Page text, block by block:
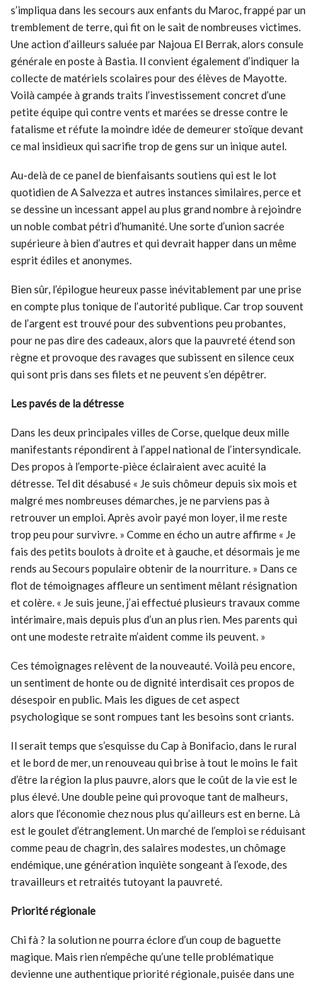
s’impliqua dans les secours aux enfants du Maroc, frappé par un
tremblement de terre, qui fit on le sait de nombreuses victimes.
Une action d’ailleurs saluée par Najoua El Berrak, alors consule
générale en poste à Bastia. Il convient également d’indiquer la
collecte de matériels scolaires pour des élèves de Mayotte.
Voilà campée à grands traits l’investissement concret d’une
petite équipe qui contre vents et marées se dresse contre le
fatalisme et réfute la moindre idée de demeurer stoïque devant
ce mal insidieux qui sacrifie trop de gens sur un inique autel.
Au-delà de ce panel de bienfaisants soutiens qui est le lot
quotidien de A Salvezza et autres instances similaires, perce et
se dessine un incessant appel au plus grand nombre à rejoindre
un noble combat pétri d’humanité. Une sorte d’union sacrée
supérieure à bien d’autres et qui devrait happer dans un même
esprit édiles et anonymes.
Bien sûr, l’épilogue heureux passe inévitablement par une prise
en compte plus tonique de l’autorité publique. Car trop souvent
de l’argent est trouvé pour des subventions peu probantes,
pour ne pas dire des cadeaux, alors que la pauvreté étend son
règne et provoque des ravages que subissent en silence ceux
qui sont pris dans ses filets et ne peuvent s’en dépêtrer.
Les pavés de la détresse
Dans les deux principales villes de Corse, quelque deux mille
manifestants répondirent à l’appel national de l’intersyndicale.
Des propos à l’emporte-pièce éclairaient avec acuité la
détresse. Tel dit désabusé « Je suis chômeur depuis six mois et
malgré mes nombreuses démarches, je ne parviens pas à
retrouver un emploi. Après avoir payé mon loyer, il me reste
trop peu pour survivre. » Comme en écho un autre affirme « Je
fais des petits boulots à droite et à gauche, et désormais je me
rends au Secours populaire obtenir de la nourriture. » Dans ce
flot de témoignages affleure un sentiment mêlant résignation
et colère. « Je suis jeune, j’ai effectué plusieurs travaux comme
intérimaire, mais depuis plus d’un an plus rien. Mes parents qui
ont une modeste retraite m’aident comme ils peuvent. »
Ces témoignages relèvent de la nouveauté. Voilà peu encore,
un sentiment de honte ou de dignité interdisait ces propos de
désespoir en public. Mais les digues de cet aspect
psychologique se sont rompues tant les besoins sont criants.
Il serait temps que s’esquisse du Cap à Bonifacio, dans le rural
et le bord de mer, un renouveau qui brise à tout le moins le fait
d’être la région la plus pauvre, alors que le coût de la vie est le
plus élevé. Une double peine qui provoque tant de malheurs,
alors que l’économie chez nous plus qu’ailleurs est en berne. Là
est le goulet d’étranglement. Un marché de l’emploi se réduisant
comme peau de chagrin, des salaires modestes, un chômage
endémique, une génération inquiète songeant à l’exode, des
travailleurs et retraités tutoyant la pauvreté.
Priorité régionale
Chi fà ? la solution ne pourra éclore d’un coup de baguette
magique. Mais rien n’empêche qu’une telle problématique
devienne une authentique priorité régionale, puisée dans une